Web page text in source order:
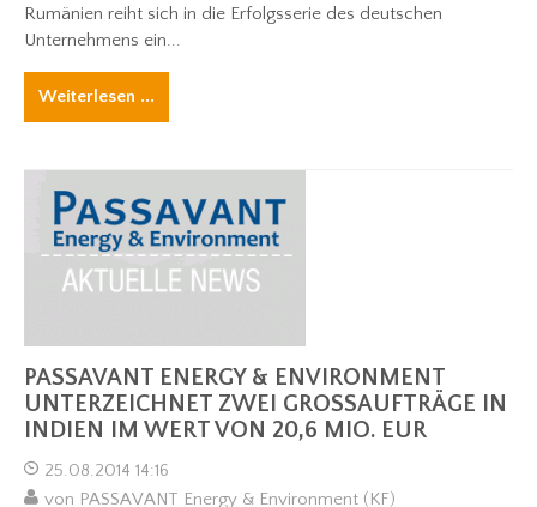
Rumänien reiht sich in die Erfolgsserie des deutschen
Unternehmens ein...
Weiterlesen ...
PASSAVANT ENERGY & ENVIRONMENT
UNTERZEICHNET ZWEI GROSSAUFTRÄGE IN I
NDIEN IM WERT VON 20,6 MIO. EUR
25.08.2014 14:16
von PASSAVANT Energy & Environment (KF)